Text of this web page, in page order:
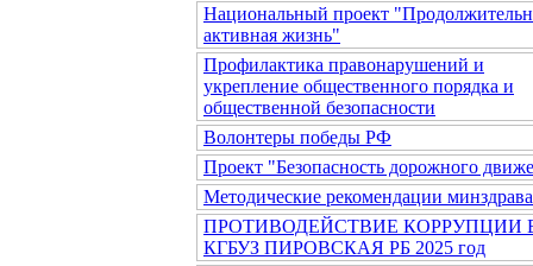
Национальный проект
активная жизнь"
Профилактика правонарушений и
укрепление общественного порядка и
общественной безопасности
Волонтеры победы РФ
Проект "Безопасность дорожного
Методические рекомендации
ПРОТИВОДЕЙСТВИЕ КОРРУПЦИИ
КГБУЗ ПИРОВСКАЯ РБ 2025 год